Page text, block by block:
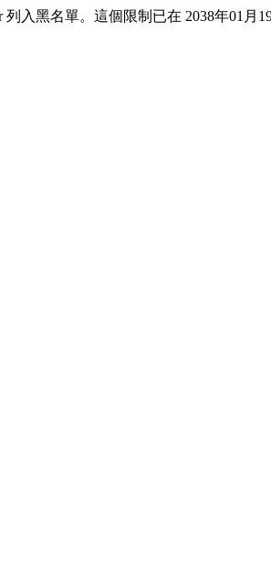
列入黑名單。這個限制已在 2038年01月